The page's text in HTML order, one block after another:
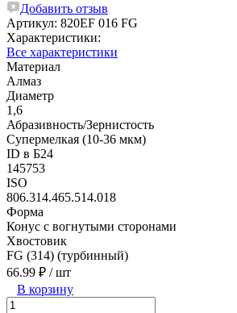
Добавить отзыв
Артикул: 820EF 016 FG
Характеристики:
Все характеристики
Материал
Алмаз
Диаметр
1,6
Абразивность/Зернистость
Супермелкая (10-36 мкм)
ID в Б24
145753
ISO
806.314.465.514.018
Форма
Конус с вогнутыми сторонами
Хвостовик
FG (314) (турбинный)
66.99 ₽ / шт
В корзину